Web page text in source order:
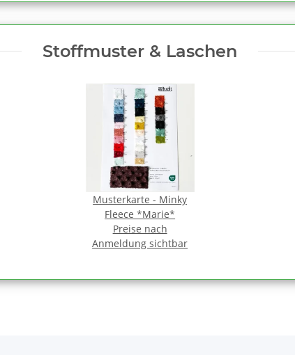
Stoffmuster & Laschen
Musterkarte - Minky
Fleece *Marie*
Preise nach
Anmeldung sichtbar